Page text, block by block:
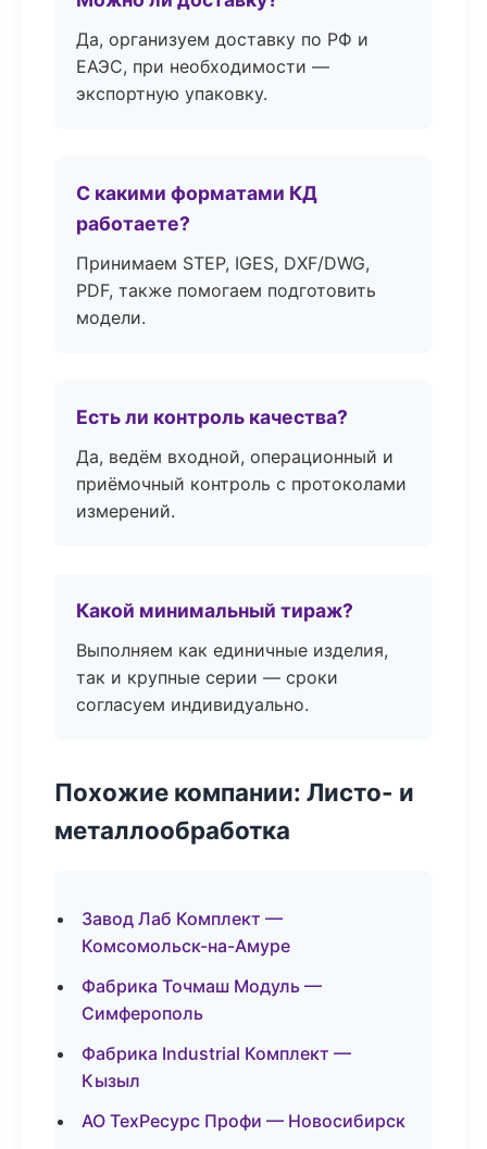
Да, организуем доставку по РФ и
ЕАЭС, при необходимости —
экспортную упаковку.
С какими форматами КД
работаете?
Принимаем STEP, IGES, DXF/DWG,
PDF, также помогаем подготовить
модели.
Есть ли контроль качества?
Да, ведём входной, операционный и
приёмочный контроль с протоколами
измерений.
Какой минимальный тираж?
Выполняем как единичные изделия,
так и крупные серии — сроки
согласуем индивидуально.
Похожие компании: Листо- и
металлообработка
Завод Лаб Комплект —
Комсомольск-на-Амуре
Фабрика Точмаш Модуль —
Симферополь
Фабрика Industrial Комплект —
Кызыл
АО ТехРесурс Профи — Новосибирск